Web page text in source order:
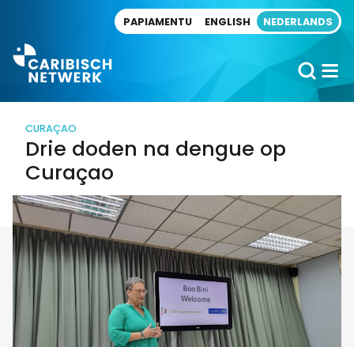
PAPIAMENTU ENGLISH NEDERLANDS
CURAÇAO
Drie doden na dengue op
Curaçao